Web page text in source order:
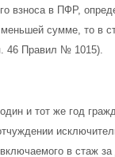
взноса в ПФР,
сумме, то в
46 Правил № 1015).
и тот же год
в стаж